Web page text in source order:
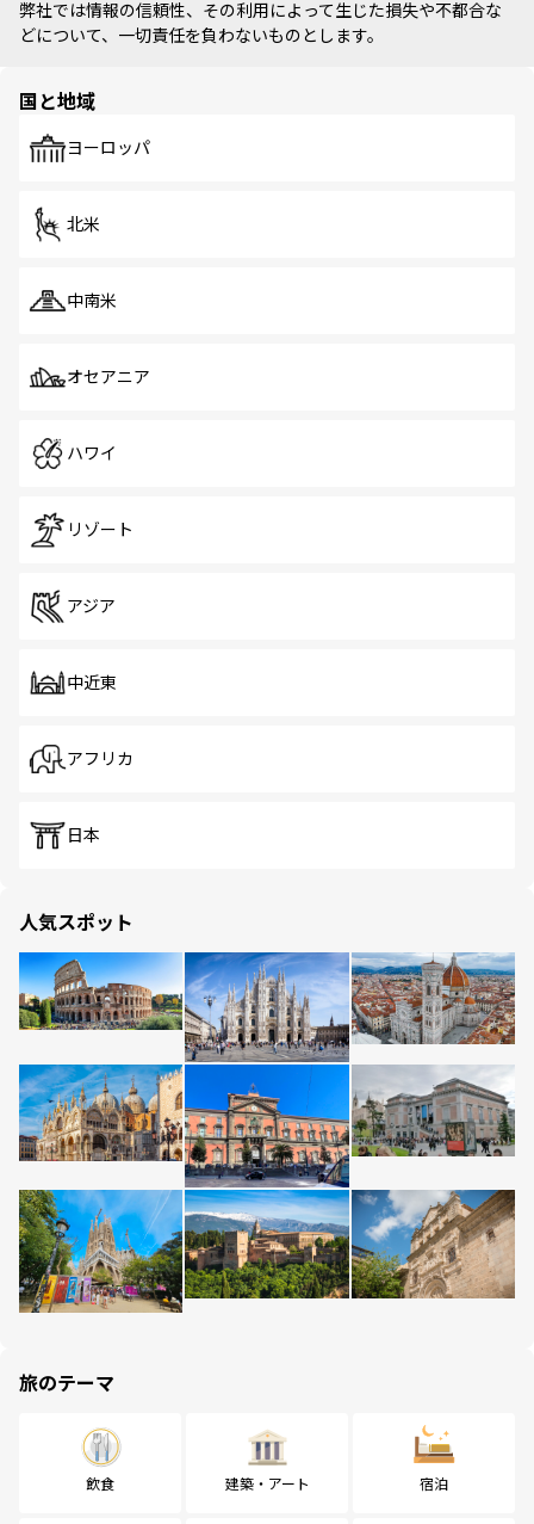
弊社では情報の信頼性、その利用によって生じた損失や不都合な
どについて、一切責任を負わないものとします。
国と地域
ヨーロッパ
北米
中南米
オセアニア
ハワイ
リゾート
アジア
中近東
アフリカ
日本
人気スポット
旅のテーマ
飲食 建築・アート 宿泊